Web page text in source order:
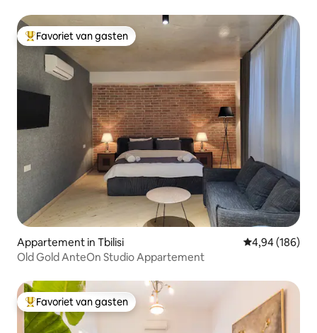
Topfavoriet van gasten
Favoriet van gasten
Appartement in Tbilisi Gemiddelde
4,94 (186)
Old Gold AnteOn Studio Appartement
Topfavoriet van gasten
Favoriet van gasten